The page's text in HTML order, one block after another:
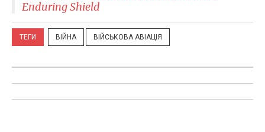
Enduring Shield
ТЕГИ ВІЙНА ВІЙСЬКОВА АВІАЦІЯ